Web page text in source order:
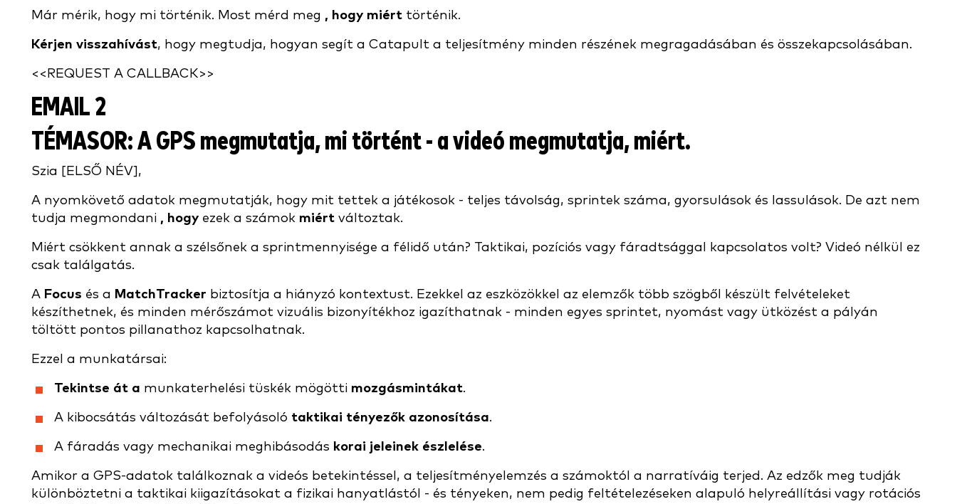
Már mérik, hogy mi történik. Most mérd meg , hogy miért történik.
Kérjen visszahívást, hogy megtudja, hogyan segít a Catapult a teljesítmény minden részének megragadásában és összekapcsolásában.
<<REQUEST A CALLBACK>>
EMAIL 2
TÉMASOR:A GPS megmutatja, mi történt - a videó megmutatja, miért.
Szia [ELSŐ NÉV],
A nyomkövető adatok megmutatják, hogy mit tettek a játékosok - teljes távolság, sprintek száma, gyorsulások és lassulások. De azt nem
tudja megmondani , hogy ezek a számok miért változtak.
Miért csökkent annak a szélsőnek a sprintmennyisége a félidő után? Taktikai, pozíciós vagy fáradtsággal kapcsolatos volt? Videó nélkül ez
csak találgatás.
A Focus és a MatchTracker biztosítja a hiányzó kontextust. Ezekkel az eszközökkel az elemzők több szögből készült felvételeket
készíthetnek, és minden mérőszámot vizuális bizonyítékhoz igazíthatnak - minden egyes sprintet, nyomást vagy ütközést a pályán
töltött pontos pillanathoz kapcsolhatnak.
Ezzel a munkatársai:
Tekintse át a munkaterhelési tüskék mögötti mozgásmintákat.
A kibocsátás változását befolyásoló taktikai tényezők azonosítása.
A fáradás vagy mechanikai meghibásodás korai jeleinek észlelése.
Amikor a GPS-adatok találkoznak a videós betekintéssel, a teljesítményelemzés a számoktól a narratíváig terjed. Az edzők meg tudják
különböztetni a taktikai kiigazításokat a fizikai hanyatlástól - és tényeken, nem pedig feltételezéseken alapuló helyreállítási vagy rotációs